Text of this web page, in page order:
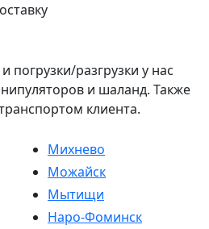
погрузки/разгрузки у нас
и шаланд. Также
клиента.
Михнево
Можайск
Мытищи
Наро-Фоминск